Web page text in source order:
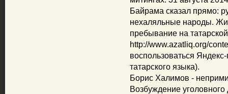
Байрама сказал прямо:
нехаляльные народы.
пребывание на
http://www.azatliq.org/
воспользоваться
татарского языка).
Борис Халимов -
Возбуждение